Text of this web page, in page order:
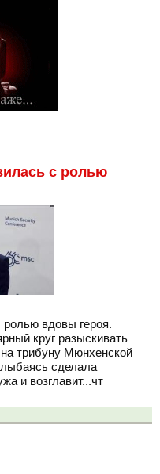
с ролью
вдовы героя.
круг разыскивать
трибуну Мюнхенской
сделала
и возглавит...чт